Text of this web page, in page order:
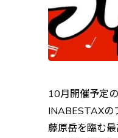
10月開催予定
INABESTAXの
藤原岳を臨む